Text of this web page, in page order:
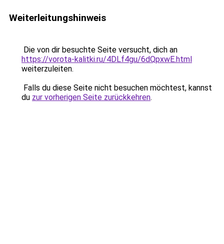
Weiterleitungshinweis
Die von dir besuchte Seite versucht, dich an
https://vorota-kalitki.ru/4DLf4gu/6dQpxwE.html
weiterzuleiten.
Falls du diese Seite nicht besuchen möchtest, kannst
du zur vorherigen Seite zurückkehren.